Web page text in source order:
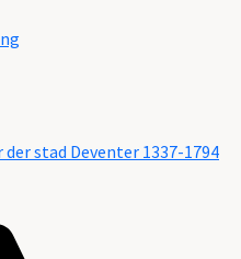
stad Deventer 1337-1794